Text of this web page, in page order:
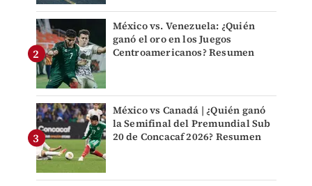
México vs. Venezuela: ¿Quién
ganó el oro en los Juegos
Centroamericanos? Resumen
México vs Canadá | ¿Quién ganó
la Semifinal del Premundial Sub
20 de Concacaf 2026? Resumen